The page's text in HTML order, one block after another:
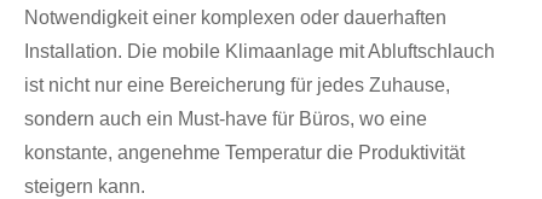
Notwendigkeit einer komplexen oder dauerhaften
Installation. Die mobile Klimaanlage mit Abluftschlauch
ist nicht nur eine Bereicherung für jedes Zuhause,
sondern auch ein Must-have für Büros, wo eine
konstante, angenehme Temperatur die Produktivität
steigern kann.